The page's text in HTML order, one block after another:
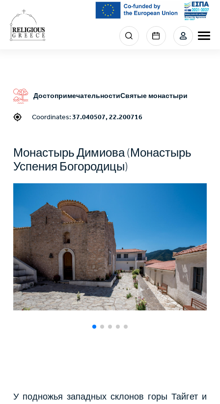
main
content
Menu
section
ДостопримечательностиСвятые монастыри
Coordinates:37.040507, 22.200716
Монастырь Димиова (Монастырь
Успения Богородицы)
У подножья западных склонов горы Тайгет и